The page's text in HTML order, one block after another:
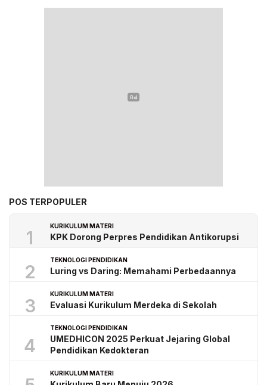
POS TERPOPULER
1
KURIKULUM MATERI
KPK Dorong Perpres Pendidikan Antikorupsi
2
TEKNOLOGI PENDIDIKAN
Luring vs Daring: Memahami Perbedaannya
3
KURIKULUM MATERI
Evaluasi Kurikulum Merdeka di Sekolah
4
TEKNOLOGI PENDIDIKAN
UMEDHICON 2025 Perkuat Jejaring Global
Pendidikan Kedokteran
KURIKULUM MATERI